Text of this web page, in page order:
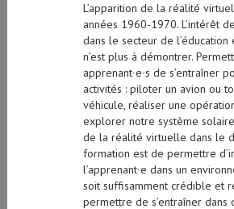
L’apparition de la réalité
années 1960-1970. L’intérêt
dans le secteur de
n’est plus à démontrer.
apprenant∙e∙s de s’entraîner
activités : piloter un avion ou
véhicule, réaliser une
explorer notre système
de la réalité virtuelle dans le
formation est de permettre
l’apprenant∙e dans un
soit suffisamment crédible et
permettre de s’entraîner dans